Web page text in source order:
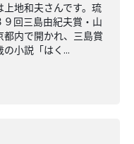
地和夫さんです。琉
回三島由紀夫賞・山
内で開かれ、三島賞
小説「はく...